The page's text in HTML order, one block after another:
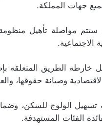
جهات المملكة.
ستتم مواصلة تأهيل
الاجتماعية.
خارطة الطريق المتعلقة
وصيانة حقوقها،
تسهيل الولوج للسكن،
الفئات المستهدفة.